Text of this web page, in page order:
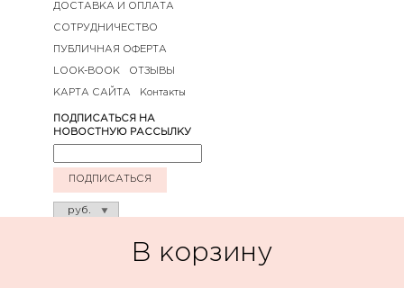
В корзину
ДОСТАВКА И ОПЛАТА
СОТРУДНИЧЕСТВО
ПУБЛИЧНАЯ ОФЕРТА
LOOK-BOOK ОТЗЫВЫ
КАРТА САЙТА Контакты
ПОДПИСАТЬСЯ НА
НОВОСТНУЮ РАССЫЛКУ
ПОДПИСАТЬСЯ